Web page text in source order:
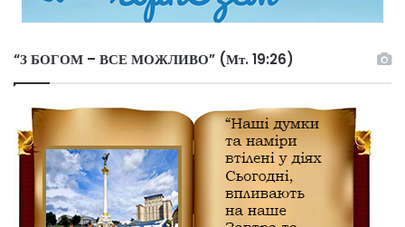
“З БОГОМ – ВСЕ МОЖЛИВО” (Мт. 19:26)